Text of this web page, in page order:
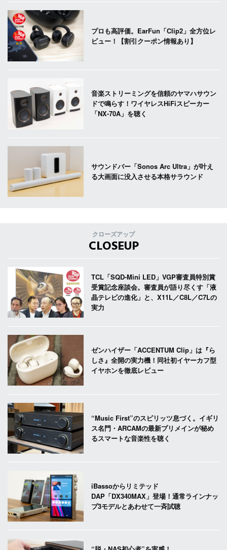
プロも高評価。EarFun「Clip2」全方位レ
ビュー！【割引クーポン情報あり】
音楽ストリーミングを信頼のヤマハサウン
ドで鳴らす！ワイヤレスHiFiスピーカー
「NX-70A」を聴く
サウンドバー「Sonos Arc Ultra」が叶え
る大画面に没入させる本格サラウンド
クローズアップ
CLOSEUP
TCL「SQD-Mini LED」VGP審査員特別賞
受賞記念座談会。審査員が語り尽くす「液
晶テレビの進化」と、X11L／C8L／C7Lの
実力
ゼンハイザー「ACCENTUM Clip」は『ら
しさ』全開の実力機！同社初イヤーカフ型
イヤホンを徹底レビュー
“Music First”のスピリッツ息づく。イギリ
ス名門・ARCAMの最新プリメインが秘め
るスマートな音楽性を聴く
iBassoからリミテッド
DAP「DX340MAX」登場！通常ラインナッ
プ3モデルとあわせて一斉試聴